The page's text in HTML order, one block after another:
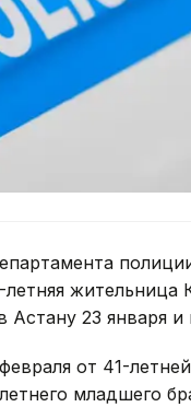
жительница
Астану 23 января и
февраля от 41-
младшего